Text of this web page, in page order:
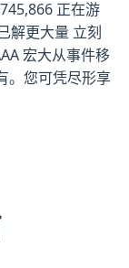
正在游
解更大量 立刻
宏大从事件移
。您可凭尽形享